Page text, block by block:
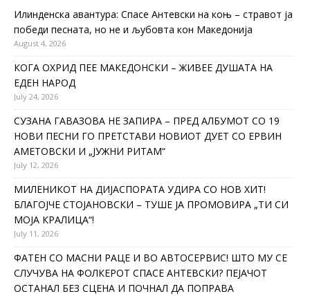
Илинденска авантура: Спасе Антевски на коњ – стравот ја
победи песната, но не и љубовта кон Македонија
August 4, 2026
КОГА ОХРИД ПЕЕ МАКЕДОНСКИ – ЖИВЕЕ ДУШАТА НА
ЕДЕН НАРОД
July 24, 2026
СУЗАНА ГАВАЗОВА НЕ ЗАПИРА – ПРЕД АЛБУМОТ СО 19
НОВИ ПЕСНИ ГО ПРЕТСТАВИ НОВИОТ ДУЕТ СО ЕРВИН
АМЕТОВСКИ И „ЈУЖНИ РИТАМ“
July 12, 2026
МИЛЕНИКОТ НА ДИЈАСПОРАТА УДИРА СО НОВ ХИТ!
БЛАГОЈЧЕ СТОЈАНОВСКИ – ТУШЕ ЈА ПРОМОВИРА „ТИ СИ
МОЈА КРАЛИЦА“!
July 11, 2026
ФАТЕН СО МАСНИ РАЦЕ И ВО АВТОСЕРВИС! ШТО МУ СЕ
СЛУЧУВА НА ФОЛКЕРОТ СПАСЕ АНТЕВСКИ? ПЕЈАЧОТ
ОСТАНАЛ БЕЗ СЦЕНА И ПОЧНАЛ ДА ПОПРАВА